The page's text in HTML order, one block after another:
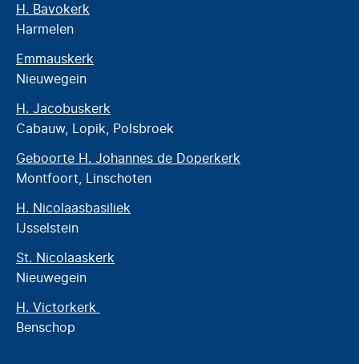
H. Bavokerk
Harmelen
Emmauskerk
Nieuwegein
H. Jacobuskerk
Cabauw, Lopik, Polsbroek
Geboorte H. Johannes de Doperkerk
Montfoort, Linschoten
H. Nicolaasbasiliek
IJsselstein
St. Nicolaaskerk
Nieuwegein
H. Victorkerk
Benschop